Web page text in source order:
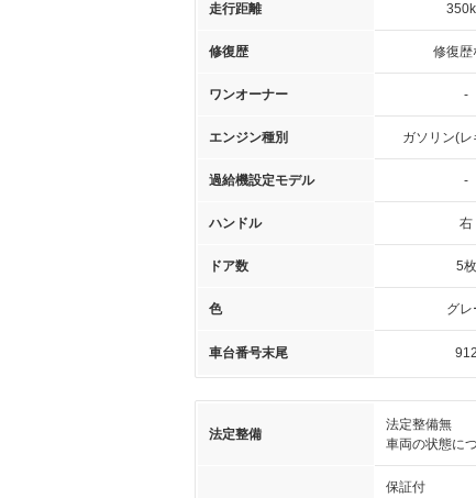
走行距離
修復歴 修復歴
ワンオーナー -
エンジン種別 ガソリン(
過給機設定モデル -
ハンドル 右
ドア数 5枚
色 グレ
車台番号末尾 912
法定整備
法定整備無
車両の状態に
保証付